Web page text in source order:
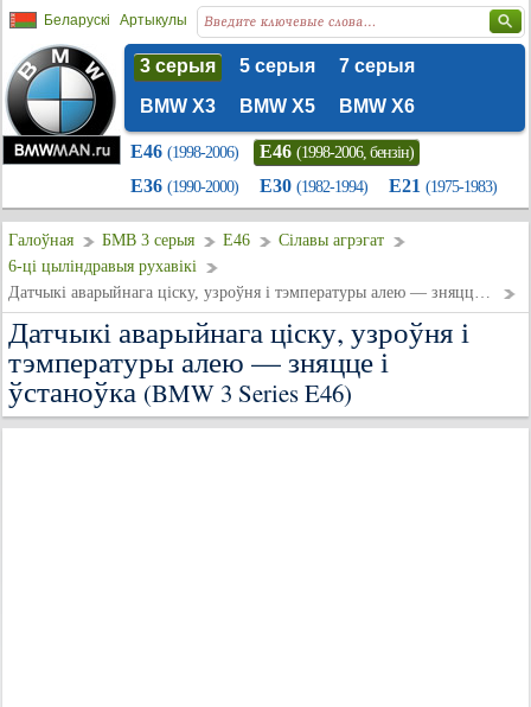
Беларускі Артыкулы
3 серыя 5 серыя
7 серыя
BMW X3
BMW X5 BMW X6
E46 (1998-2006) E46 (1998-2006, бензін)
E36 (1990-2000) E30 (1982-1994) E21 (1975-1983)
Галоўная БМВ 3 серыя E46
Сілавы агрэгат
6-ці цыліндравыя рухавікі
Датчыкі аварыйнага ціску, узроўня і тэмпературы алею — зняцце і ўстаноўка
Датчыкі аварыйнага ціску, узроўня і
тэмпературы алею — зняцце і
ўстаноўка(BMW 3 Series E46)